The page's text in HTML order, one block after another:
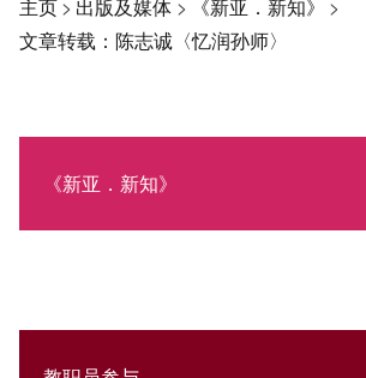
主页> 出版及媒体 > 《新亚．新知》 >
文章转载：陈志诚〈忆润孙师〉
《新亚．新知》
社交媒体专栏